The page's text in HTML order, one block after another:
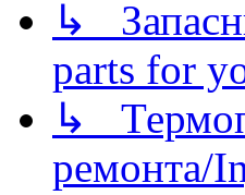
↳
parts for
↳
ремонта/